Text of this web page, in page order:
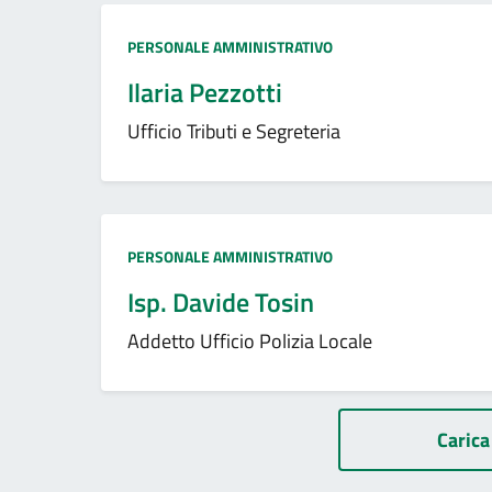
Tipo amministrazione:
PERSONALE AMMINISTRATIVO
Ilaria Pezzotti
Ufficio Tributi e Segreteria
Tipo amministrazione:
PERSONALE AMMINISTRATIVO
Isp. Davide Tosin
Addetto Ufficio Polizia Locale
Paginazione